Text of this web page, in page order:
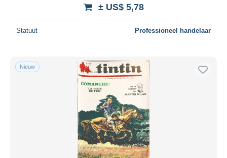
± US$ 5,78
Statuut Professioneel handelaar
Nieuw